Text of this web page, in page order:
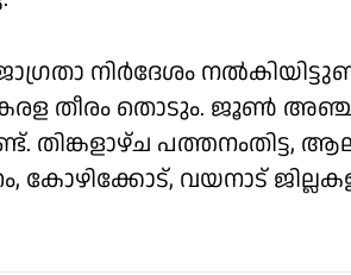
നിർദേശം
തീരം തൊടും. ജൂൺ
തിങ്കളാഴ്ച പത്തനംതിട്ട,
കോഴിക്കോട്, വയനാട്